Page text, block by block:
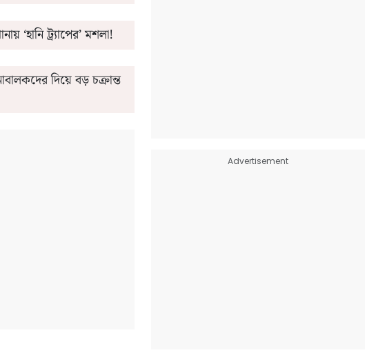
‘হানি ট্র্যাপের’ মশলা!
দিয়ে বড় চক্রান্ত
Advertisement